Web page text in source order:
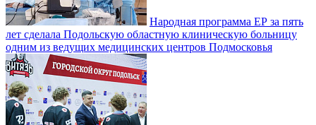
Народная программа ЕР за пять
лет сделала Подольскую областную клиническую больницу
одним из ведущих медицинских центров Подмосковья